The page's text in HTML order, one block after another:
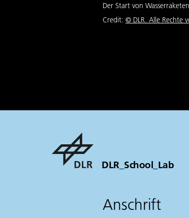
Der Start von
Credit: © DLR. Alle Rechte
DLR_School_Lab
Anschrift